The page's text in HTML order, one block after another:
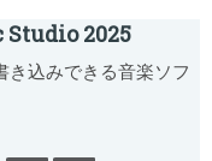
2025
き込みできる音楽ソフ